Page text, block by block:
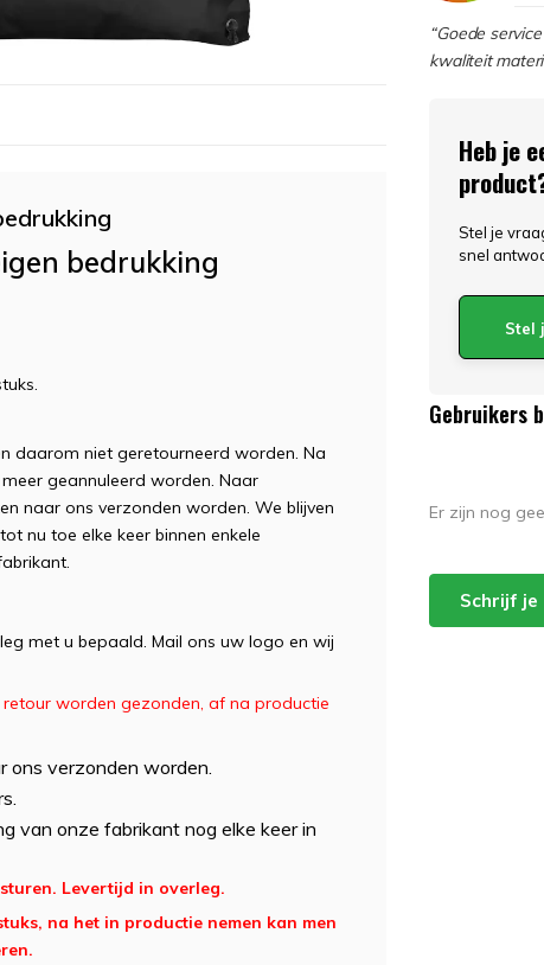
“Goede
kwaliteit
bedrukking
daarom niet geretourneerd worden. Na
geannuleerd worden. Naar
naar ons verzonden worden. We blijven
nu toe elke keer binnen enkele
met u bepaald. Mail ons uw logo en wij
worden gezonden, af na productie
ons verzonden worden.
van onze fabrikant nog elke keer in
Levertijd in overleg.
na het in productie nemen kan men
Heb je
Stel je
snel
Stel
Gebruikers
Er zijn nog
Schrijf